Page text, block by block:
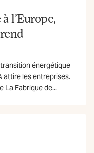
l’Europe,
énergétique
attire les entreprises.
La Fabrique de...